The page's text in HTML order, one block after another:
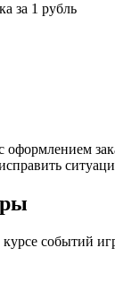
за 1 рубль
событий